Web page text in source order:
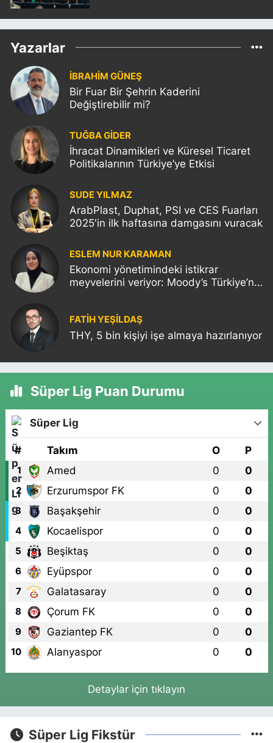
Yazarlar
İBRAHİM GÜNEŞ
Bir Fuar Bir Şehrin Kaderini
Değiştirebilir mi?
TUĞBA GİDER
İhracat Dinamikleri ve Küresel Ticaret
Politikalarının Türkiye’ye Etkisi
SUDE YILMAZ
ArabPlast, Duphat, PSI ve CES Fuarları
2025'in ilk haftasına damgasını vuracak
ESLEM NUR KARAMAN
Ekonomi yönetimindeki istikrar
meyvelerini veriyor: Moody’s Türkiye’nin
FATIH YEŞİLDAŞ
THY, 5 bin kişiyi işe almaya hazırlanıyor
Süper Lig Puan Durumu
Süper Lig
# Takım O P
1 Amed 0 0
2 Erzurumspor FK 0 0
3 Başakşehir 0 0
4 Kocaelispor 0 0
5 Beşiktaş 0 0
6 Eyüpspor 0 0
7 Galatasaray 0 0
8 Çorum FK 0 0
9 Gaziantep FK 0 0
10 Alanyaspor 0 0
Detaylar için tıklayın
Süper Lig Fikstür